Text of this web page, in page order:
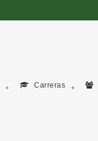
Carreras